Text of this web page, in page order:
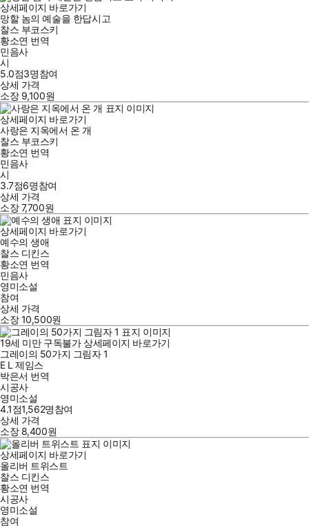
상세페이지 바로가기
망할 놈의 예술을 한답시고
찰스 부코스키
황소연 번역
민음사
시
5.0점3명참여
상세 가격
소장 9,100원
상세페이지 바로가기
사랑은 지옥에서 온 개
찰스 부코스키
황소연 번역
민음사
시
3.7점6명참여
상세 가격
소장7,700원
상세페이지 바로가기
예수의 생애
찰스 디킨스
황소연 번역
민음사
영미소설
참여
상세 가격
소장10,500원
19세 미만 구독불가 상세페이지 바로가기
그레이의 50가지 그림자 1
E L 제임스
박은서 번역
시공사
영미소설
4.1점1,562명참여
상세 가격
소장 8,400원
상세페이지 바로가기
올리버 트위스트
찰스 디킨스
황소연 번역
시공사
영미소설
참여